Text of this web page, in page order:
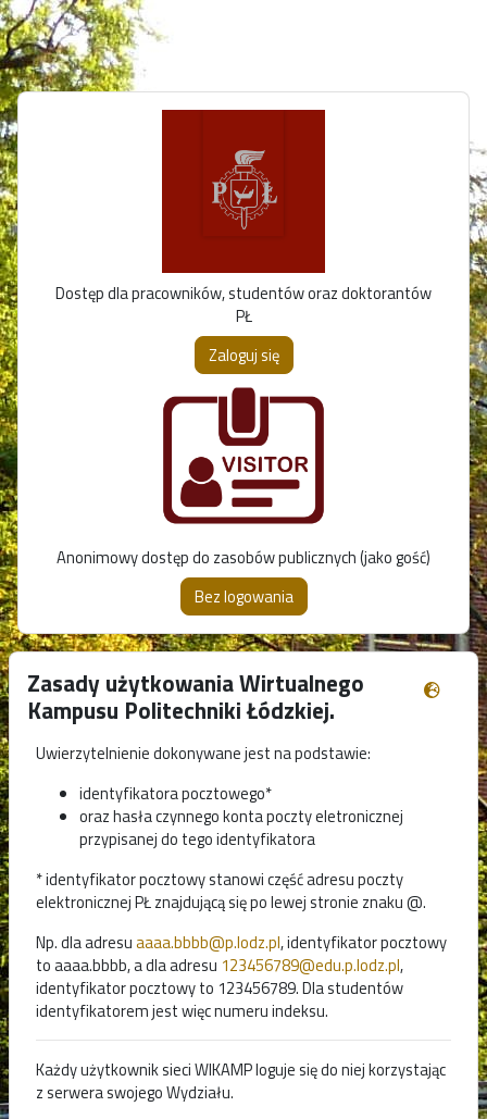
Przejdź do głównej zawartości
Dostęp dla pracowników, studentów oraz doktorantów
PŁ
Anonimowy dostęp do zasobów publicznych (jako gość)
Zasady użytkowania Wirtualnego
Kampusu Politechniki Łódzkiej.
Uwierzytelnienie dokonywane jest na podstawie:
identyfikatora pocztowego*
oraz hasła czynnego konta poczty eletronicznej
przypisanej do tego identyfikatora
* identyfikator pocztowy stanowi część adresu poczty
elektronicznej PŁ znajdującą się po lewej stronie znaku @.
Np. dla adresuaaaa.bbbb@p.lodz.pl, identyfikator pocztowy
to aaaa.bbbb, a dla adresu 123456789@edu.p.lodz.pl,
identyfikator pocztowy to 123456789. Dla studentów
identyfikatorem jest więc numeru indeksu.
Każdy użytkownik sieci WIKAMP loguje się do niej korzystając
z serwera swojego Wydziału.